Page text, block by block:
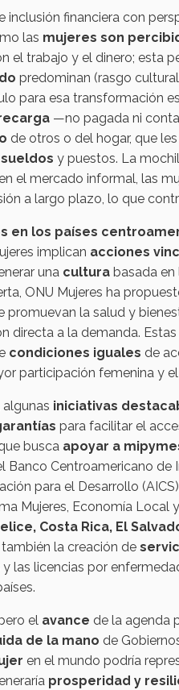
inclusión financiera con
las mujeres son
el trabajo y el dinero; esta
predominan (rasgo
para esa transformación
—no pagada ni
de otros o del hogar, que
y puestos. La
el mercado informal, las
a largo plazo, lo que
en los países
implican acciones
una cultura basada en
ONU Mujeres ha
promuevan la salud y
directa a la demanda.
condiciones iguales de
participación femenina y
iniciativas
para facilitar el
busca apoyar a
Banco Centroamericano de
para el Desarrollo
Mujeres, Economía Local
Costa Rica, El
la creación de
las licencias por
el avance de la agenda
de la mano de
en el mundo podría
prosperidad y